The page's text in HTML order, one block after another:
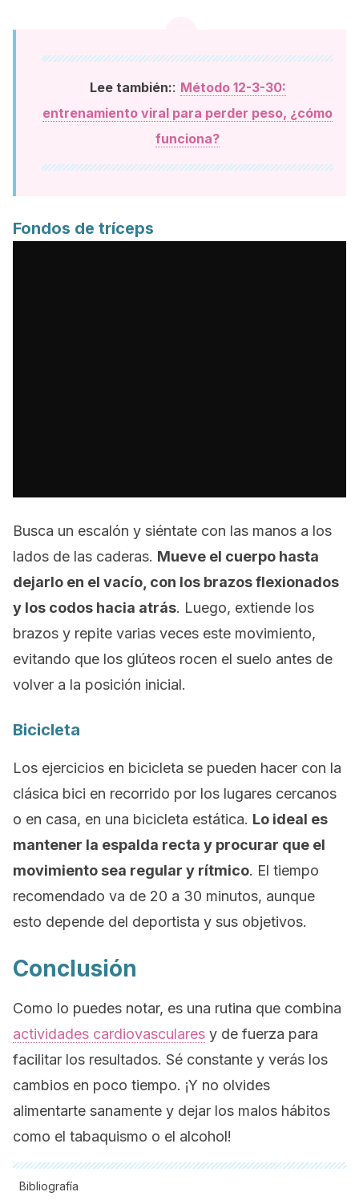
Lee también:: Método 12-3-30:
entrenamiento viral para perder peso, ¿cómo
funciona?
Fondos de tríceps
Busca un escalón y siéntate con las manos a los
lados de las caderas. Mueve el cuerpo hasta
dejarlo en el vacío, con los brazos flexionados
y los codos hacia atrás. Luego, extiende los
brazos y repite varias veces este movimiento,
evitando que los glúteos rocen el suelo antes de
volver a la posición inicial.
Bicicleta
Los ejercicios en bicicleta se pueden hacer con la
clásica bici en recorrido por los lugares cercanos
o en casa, en una bicicleta estática. Lo ideal es
mantener la espalda recta y procurar que el
movimiento sea regular y rítmico. El tiempo
recomendado va de 20 a 30 minutos, aunque
esto depende del deportista y sus objetivos.
Conclusión
Como lo puedes notar, es una rutina que combina
actividades cardiovasculares y de fuerza para
facilitar los resultados. Sé constante y verás los
cambios en poco tiempo. ¡Y no olvides
alimentarte sanamente y dejar los malos hábitos
como el tabaquismo o el alcohol!
Bibliografía